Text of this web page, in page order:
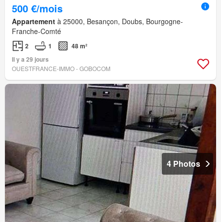
500 €/mois
Appartement à 25000, Besançon, Doubs, Bourgogne-
Franche-Comté
2 1
48 m²
Il y a 29 jours
OUESTFRANCE-IMMO - GOBOCOM
4 Photos